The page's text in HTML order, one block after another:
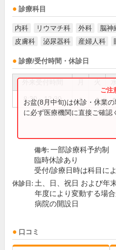
診療科目
内科 リウマチ科 外科 脳神
皮膚科
泌尿器科 産婦人科
診療/受付時間・休診日
8:30～12:30 ● ● ●
お盆(8月中旬)は休診・休業
に必ず医療機関に直接ご確認
備考: 一部診療科予約制
臨時休診あり
受付/診療日時は科目に
休診日: 土、日、祝日 および年
年度により変動する場合
病院の開設日
口コミ